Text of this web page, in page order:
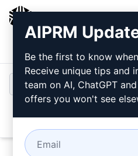
Inicio de sesión
AIPRM
Be the first to know
Receive unique tips and
team on AI, ChatGPT
offers you won't see